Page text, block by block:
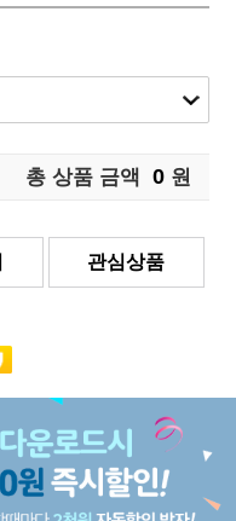
총 상품 금액 0 원
관심상품